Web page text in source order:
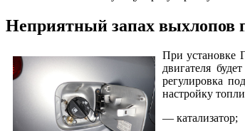
Неприятный запах выхлопов
При установке
двигателя
регулировка
настройку
— катализатор;